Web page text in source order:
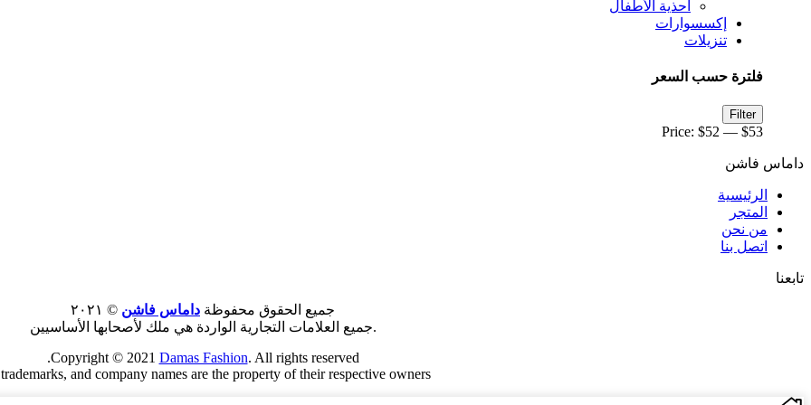
أحذية الأطفال
إكسسوارات
تنزيلات
فلترة حسب السعر
Min
price
Max
price
Filter
Price: $52 — $53
داماس فاشن
الرئيسية
المتجر
من نحن
اتصل بنا
تابعنا
جميع الحقوق محفوظة داماس فاشن © ٢٠٢١
.جميع العلامات التجارية الواردة هي ملك لأصحابها الأساسيين
Copyright © 2021 Damas Fashion. All rights reserved.
and company names are the property of their respective owners.